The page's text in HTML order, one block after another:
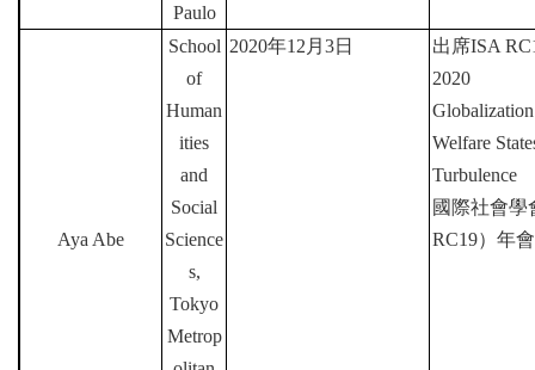
Paulo
Aya Abe
School
of
Human
ities
and
Social
Science
s,
Tokyo
Metrop
2020年12 月 3日 出席ISA
2020
Welfare
Turbulence
國際社會學
RC19）年會